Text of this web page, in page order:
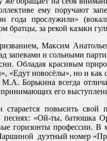
ему поручают
прослужили»
братцы, за рекой казаки
Максим
запевами и сольными
Обладая красивым
«Едут новосёлы», но и как
Борькина всегда
его
повысить свой
«Ой-ты, батюшка
горизонты профессии. В
дуэтный номер